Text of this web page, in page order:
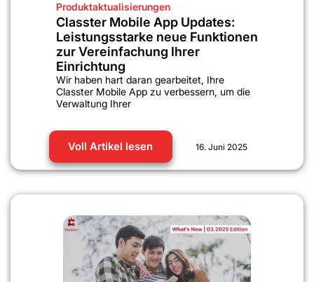
Produktaktualisierungen
Classter Mobile App Updates:
Leistungsstarke neue Funktionen
zur Vereinfachung Ihrer
Einrichtung
Wir haben hart daran gearbeitet, Ihre
Classter Mobile App zu verbessern, um die
Verwaltung Ihrer
Voll Artikel lesen 16. Juni 2025